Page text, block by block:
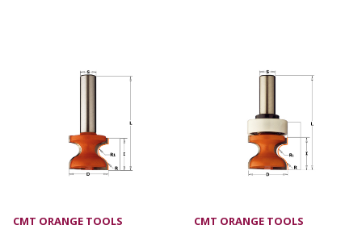
CMT ORANGE TOOLS CMT ORANGE TOOLS